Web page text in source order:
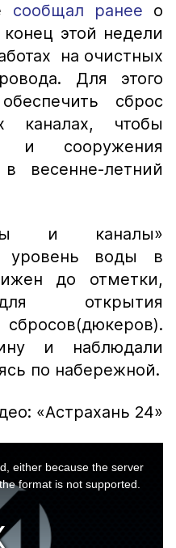
сообщал ранее о
этой недели
на очистных
Для этого
сброс
каналах, чтобы
и сооружения
весенне-летний
и каналы»
уровень воды в
до отметки,
открытия
и наблюдали
по набережной.
«Астрахань 24»
either because the server
format is not supported.